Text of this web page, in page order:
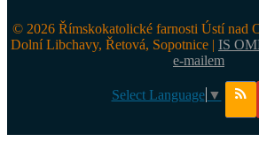
© 2026 Římskokatolické farnosti Ústí nad
Dolní Libchavy, Řetová, Sopotnice | IS
e-mailem
Select Language ▼